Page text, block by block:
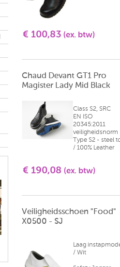
€ 100,83 (ex. btw)
Chaud Devant GT1 Pro
Magister Lady Mid Black
€ 190,08 (ex. btw)
Class S2, SRC
EN ISO
20345:2011
veiligheidsnorm
Type S2 - steel
/ 100% Leather
Veiligheidsschoen "Food"
X0500 - SJ
Laag
/ Wit